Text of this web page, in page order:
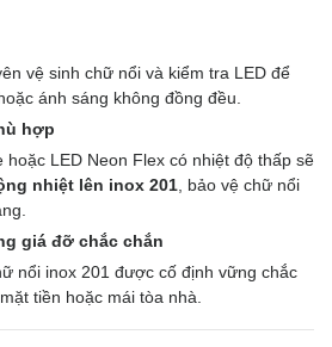
vệ sinh chữ nổi và kiểm tra LED để
ánh sáng không đồng đều.
hợp
hoặc LED Neon Flex có nhiệt độ thấp sẽ
nhiệt lên inox 201 , bảo vệ chữ nổi
giá đỡ chắc chắn
nổi inox 201 được cố định vững chắc
tiền hoặc mái tòa nhà.